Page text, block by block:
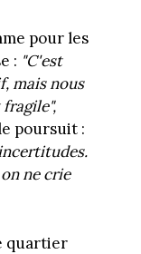
pour les
: "C'est
mais nous
poursuit :
ne crie
quartier